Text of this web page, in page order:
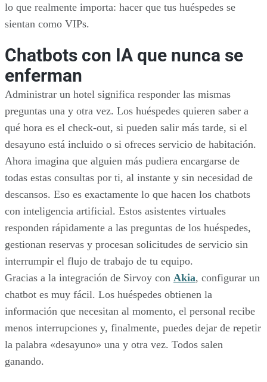
lo que realmente importa: hacer que tus huéspedes se
sientan como VIPs.
Chatbots con IA que nunca se
enferman
Administrar un hotel significa responder las mismas
preguntas una y otra vez. Los huéspedes quieren saber a
qué hora es el check-out, si pueden salir más tarde, si el
desayuno está incluido o si ofreces servicio de habitación.
Ahora imagina que alguien más pudiera encargarse de
todas estas consultas por ti, al instante y sin necesidad de
descansos. Eso es exactamente lo que hacen los chatbots
con inteligencia artificial. Estos asistentes virtuales
responden rápidamente a las preguntas de los huéspedes,
gestionan reservas y procesan solicitudes de servicio sin
interrumpir el flujo de trabajo de tu equipo.
Gracias a la integración de Sirvoy con Akia, configurar un
chatbot es muy fácil. Los huéspedes obtienen la
información que necesitan al momento, el personal recibe
menos interrupciones y, finalmente, puedes dejar de repetir
la palabra «desayuno» una y otra vez. Todos salen
ganando.